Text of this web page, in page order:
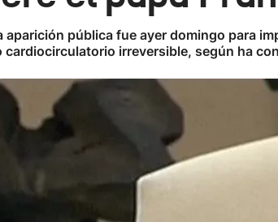
aparición pública fue ayer domingo para
cardiocirculatorio irreversible, según ha